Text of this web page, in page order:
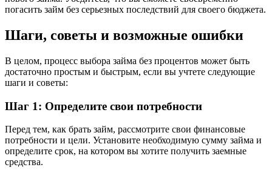
погасить займ без серьезных последствий для своего бюджета.
Шаги, советы и возможные ошибки
В целом, процесс выбора займа без процентов может быть
достаточно простым и быстрым, если вы учтете следующие
шаги и советы:
Шаг 1: Определите свои потребности
Перед тем, как брать займ, рассмотрите свои финансовые
потребности и цели. Установите необходимую сумму займа и
определите срок, на котором вы хотите получить заемные
средства.